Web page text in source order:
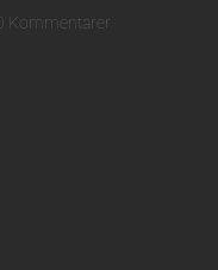
Kommentarer